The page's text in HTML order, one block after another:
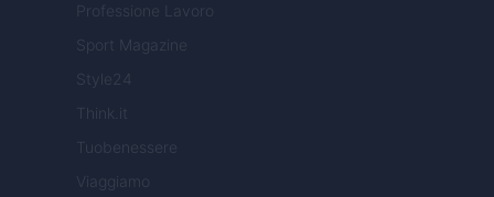
Professione Lavoro
Sport Magazine
Style24
Think.it
Tuobenessere
Viaggiamo